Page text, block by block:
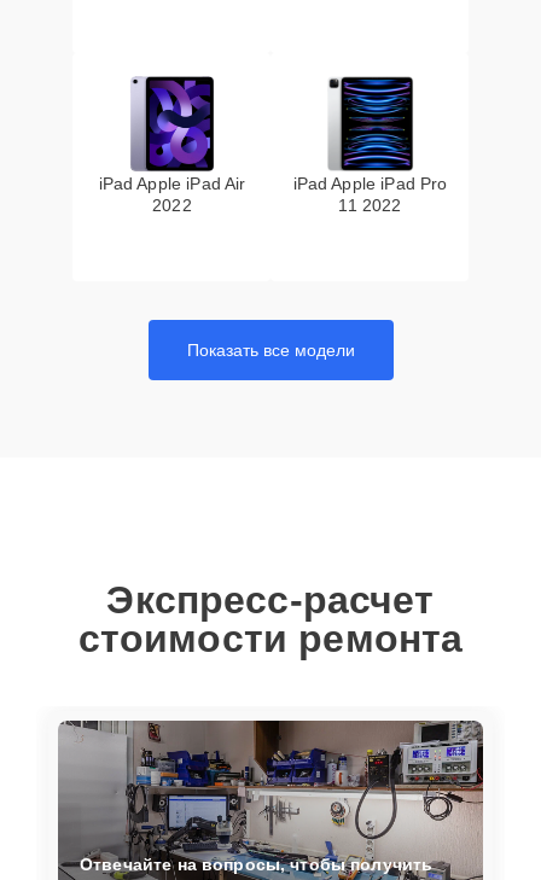
iPad Apple iPad Air
2022
iPad Apple iPad Pro
11 2022
Показать все модели
Экспресс-расчет
стоимости ремонта
Отвечайте на вопросы, чтобы получить